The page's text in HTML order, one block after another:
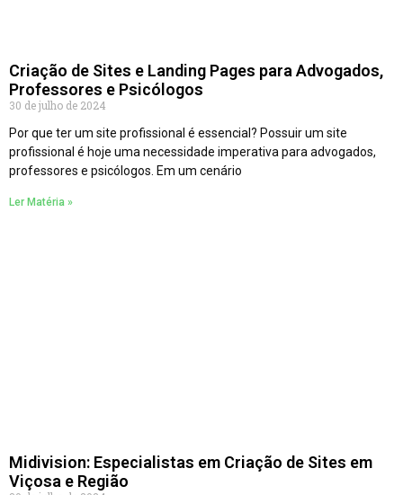
Criação de Sites e Landing Pages para Advogados,
Professores e Psicólogos
30 de julho de 2024
Por que ter um site profissional é essencial? Possuir um site
profissional é hoje uma necessidade imperativa para advogados,
professores e psicólogos. Em um cenário
Ler Matéria »
Midivision: Especialistas em Criação de Sites em
Viçosa e Região